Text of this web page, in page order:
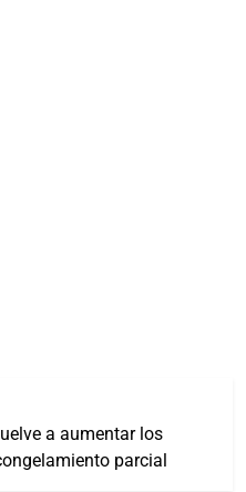
a aumentar los
parcial